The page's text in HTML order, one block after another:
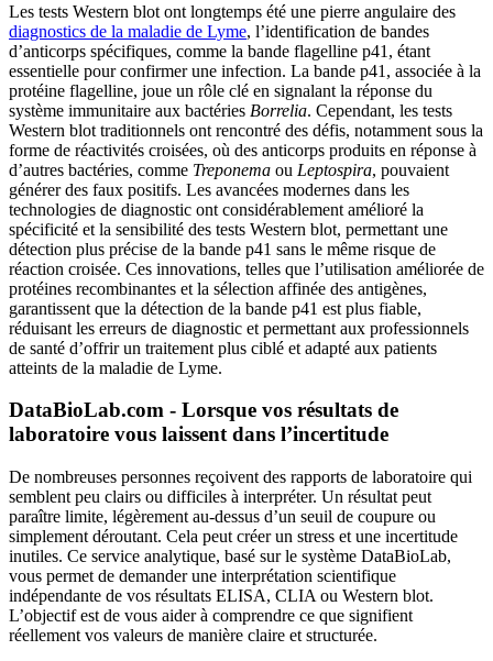
Les tests Western blot ont longtemps été une pierre angulaire des
diagnostics de la maladie de Lyme, l’identification de bandes
d’anticorps spécifiques, comme la bande flagelline p41, étant
essentielle pour confirmer une infection. La bande p41, associée à la
protéine flagelline, joue un rôle clé en signalant la réponse du
système immunitaire aux bactéries Borrelia. Cependant, les tests
Western blot traditionnels ont rencontré des défis, notamment sous la
forme de réactivités croisées, où des anticorps produits en réponse à
d’autres bactéries, comme Treponema ou Leptospira, pouvaient
générer des faux positifs. Les avancées modernes dans les
technologies de diagnostic ont considérablement amélioré la
spécificité et la sensibilité des tests Western blot, permettant une
détection plus précise de la bande p41 sans le même risque de
réaction croisée. Ces innovations, telles que l’utilisation améliorée de
protéines recombinantes et la sélection affinée des antigènes,
garantissent que la détection de la bande p41 est plus fiable,
réduisant les erreurs de diagnostic et permettant aux professionnels
de santé d’offrir un traitement plus ciblé et adapté aux patients
atteints de la maladie de Lyme.
DataBioLab.com - Lorsque vos résultats de
laboratoire vous laissent dans l’incertitude
De nombreuses personnes reçoivent des rapports de laboratoire qui
semblent peu clairs ou difficiles à interpréter. Un résultat peut
paraître limite, légèrement au-dessus d’un seuil de coupure ou
simplement déroutant. Cela peut créer un stress et une incertitude
inutiles. Ce service analytique, basé sur le système DataBioLab,
vous permet de demander une interprétation scientifique
indépendante de vos résultats ELISA, CLIA ou Western blot.
L’objectif est de vous aider à comprendre ce que signifient
réellement vos valeurs de manière claire et structurée.